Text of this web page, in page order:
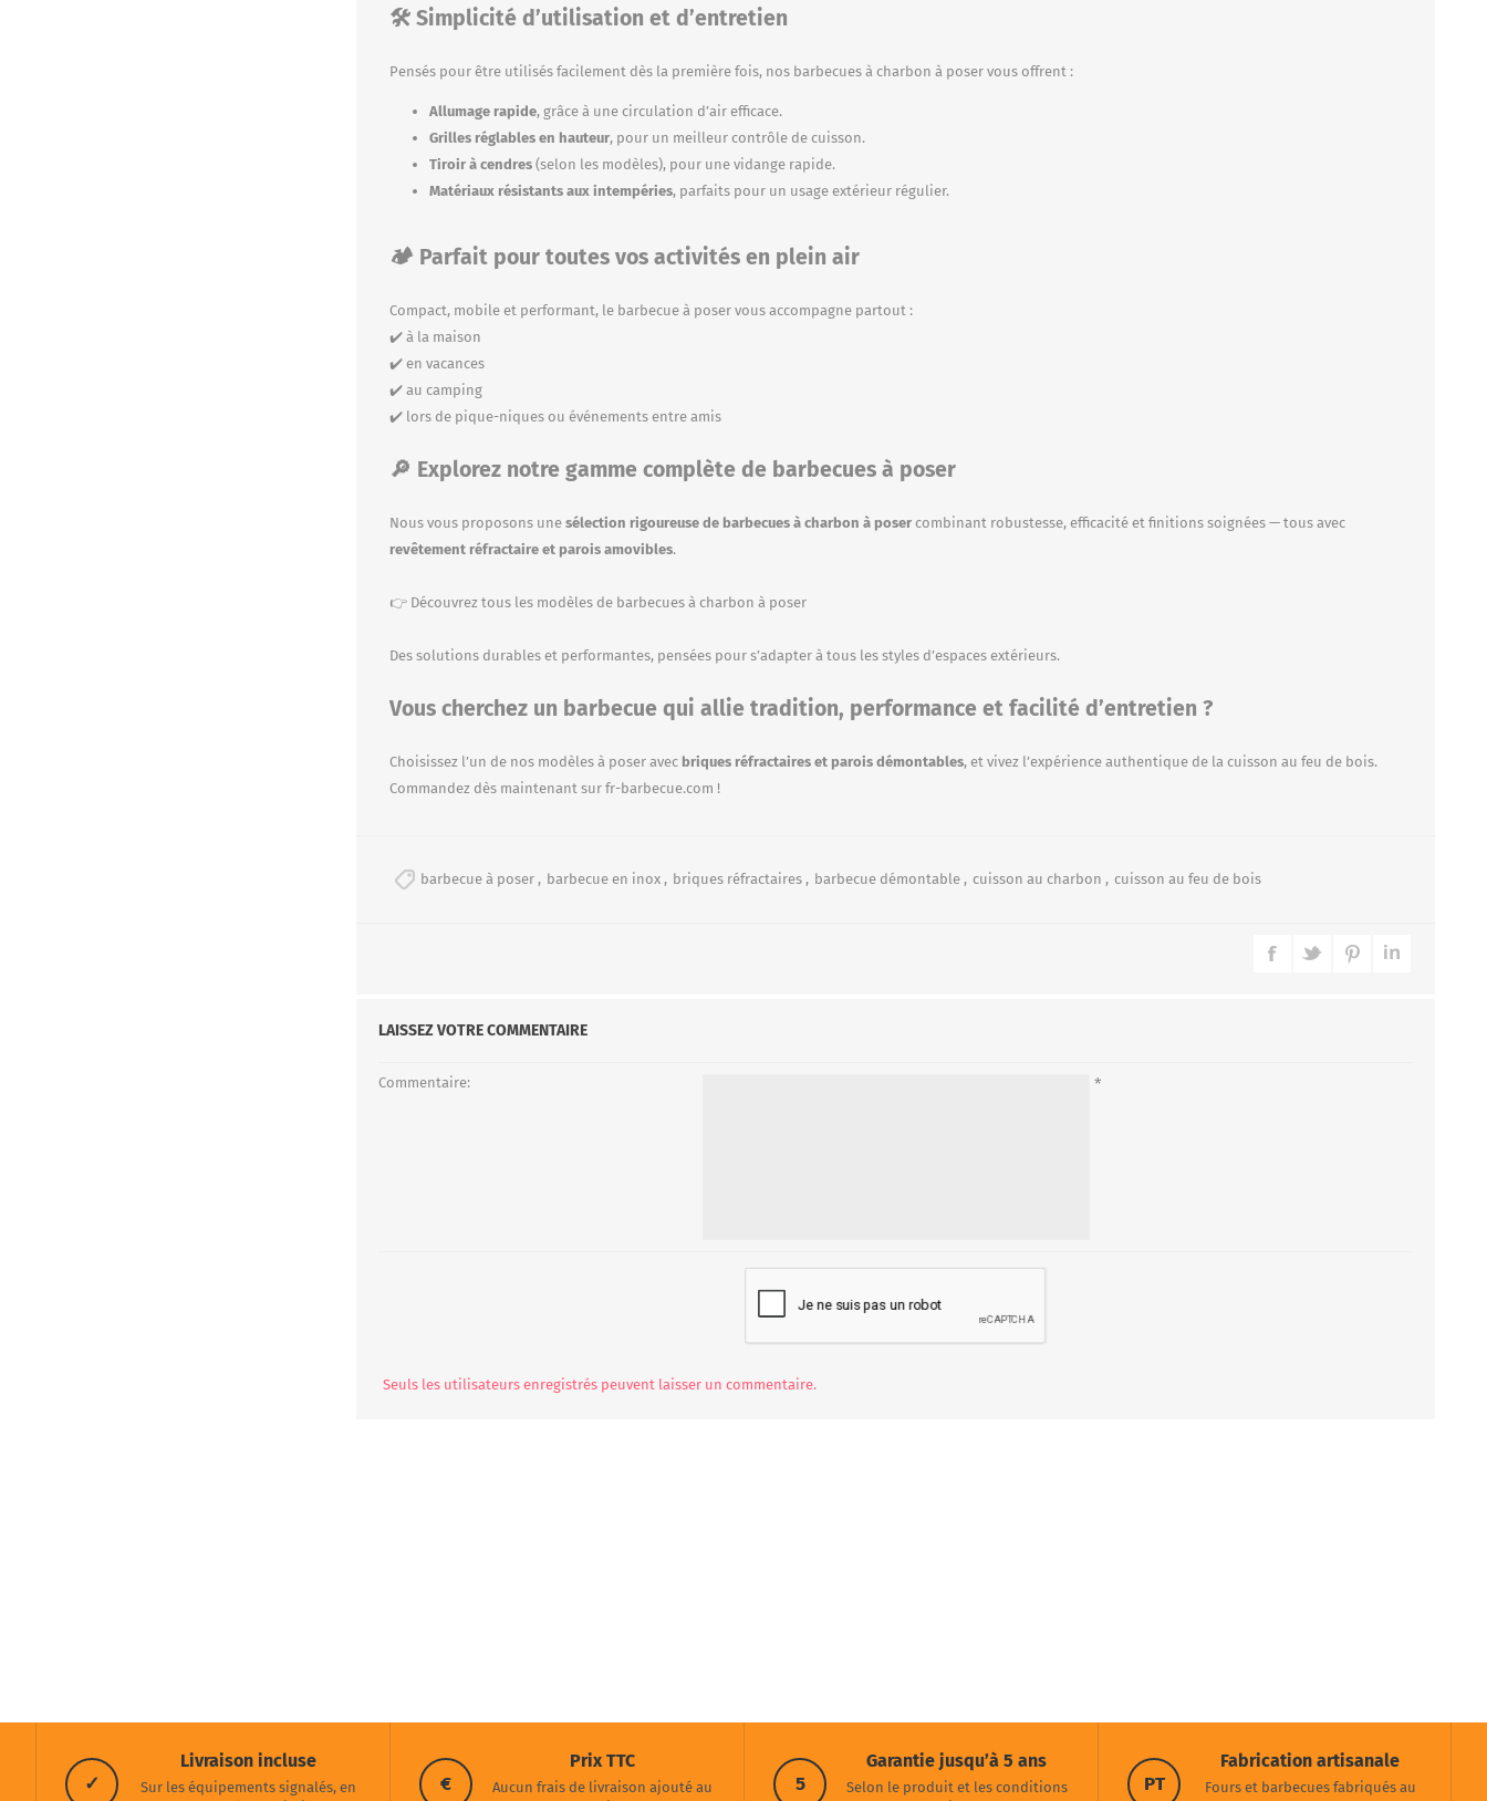
🛠️ Simplicité d’utilisation et d’entretien
Pensés pour être utilisés facilement dès la première fois, nos barbecues à charbon à poser vous offrent :
Allumage rapide, grâce à une circulation d’air efficace.
Grilles réglables en hauteur, pour un meilleur contrôle de cuisson.
Tiroir à cendres (selon les modèles), pour une vidange rapide.
Matériaux résistants aux intempéries, parfaits pour un usage extérieur régulier.
🏕️ Parfait pour toutes vos activités en plein air
Compact, mobile et performant, le barbecue à poser vous accompagne partout :
✔️ à la maison
✔️ en vacances
✔️ au camping
✔️ lors de pique-niques ou événements entre amis
🔎 Explorez notre gamme complète de barbecues à poser
Nous vous proposons une sélection rigoureuse de barbecues à charbon à poser combinant robustesse, efficacité et finitions soignées — tous avec
revêtement réfractaire et parois amovibles.
👉 Découvrez tous les modèles de barbecues à charbon à poser
Des solutions durables et performantes, pensées pour s’adapter à tous les styles d’espaces extérieurs.
Vous cherchez un barbecue qui allie tradition, performance et facilité d’entretien ?
Choisissez l’un de nos modèles à poser avec briques réfractaires et parois démontables, et vivez l’expérience authentique de la cuisson au feu de bois.
Commandez dès maintenant sur fr-barbecue.com !
barbecue à poser , barbecue en inox , briques réfractaires , barbecue démontable , cuisson au charbon , cuisson au feu de bois
LAISSEZ VOTRE COMMENTAIRE
Commentaire: *
Seuls les utilisateurs enregistrés peuvent laisser un commentaire.
✓
Livraison incluse
Sur les équipements signalés, en
€
Prix TTC
Aucun frais de livraison ajouté au
5
Garantie jusqu’à 5 ans
Selon le produit et les conditions
PT
Fabrication artisanale
Fours et barbecues fabriqués au